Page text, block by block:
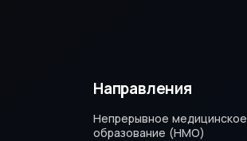
Направления
Непрерывное медицинское
образование (НМО)